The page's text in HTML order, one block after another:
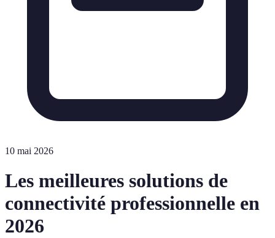
10 mai 2026
Les meilleures solutions de
connectivité professionnelle en
2026